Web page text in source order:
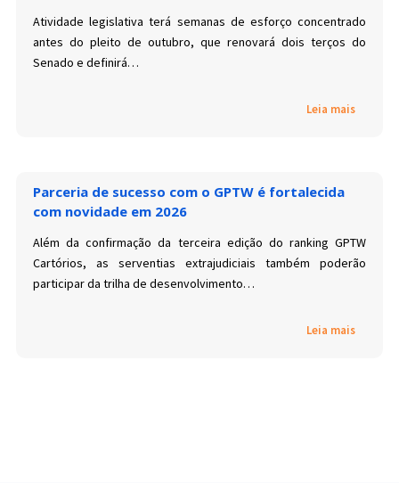
Atividade legislativa terá semanas de esforço concentrado
antes do pleito de outubro, que renovará dois terços do
Senado e definirá…
Leia mais
Parceria de sucesso com o GPTW é fortalecida
com novidade em 2026
Além da confirmação da terceira edição do ranking GPTW
Cartórios, as serventias extrajudiciais também poderão
participar da trilha de desenvolvimento…
Leia mais